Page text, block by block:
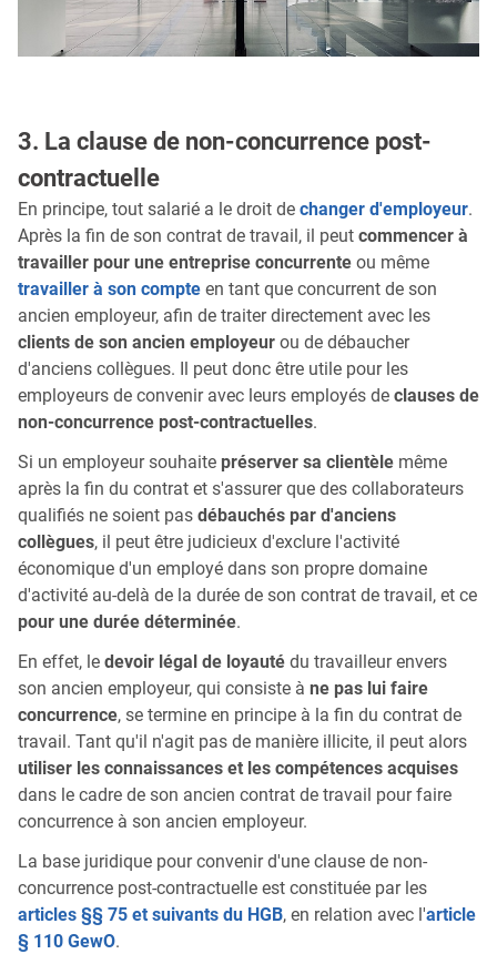
3. La clause de non-concurrence post-
contractuelle
En principe, tout salarié a le droit de changer d'employeur.
Après la fin de son contrat de travail, il peut commencer à
travailler pour une entreprise concurrente ou même
travailler à son compte en tant que concurrent de son
ancien employeur, afin de traiter directement avec les
clients de son ancien employeur ou de débaucher
d'anciens collègues. Il peut donc être utile pour les
employeurs de convenir avec leurs employés de clauses de
non-concurrence post-contractuelles.
Si un employeur souhaite préserver sa clientèle même
après la fin du contrat et s'assurer que des collaborateurs
qualifiés ne soient pas débauchés par d'anciens
collègues, il peut être judicieux d'exclure l'activité
économique d'un employé dans son propre domaine
d'activité au-delà de la durée de son contrat de travail, et ce
pour une durée déterminée.
En effet, le devoir légal de loyauté du travailleur envers
son ancien employeur, qui consiste à ne pas lui faire
concurrence, se termine en principe à la fin du contrat de
travail. Tant qu'il n'agit pas de manière illicite, il peut alors
utiliser les connaissances et les compétences acquises
dans le cadre de son ancien contrat de travail pour faire
concurrence à son ancien employeur.
La base juridique pour convenir d'une clause de non-
concurrence post-contractuelle est constituée par les
articles §§ 75 et suivants du HGB, en relation avec l'article
§ 110 GewO.